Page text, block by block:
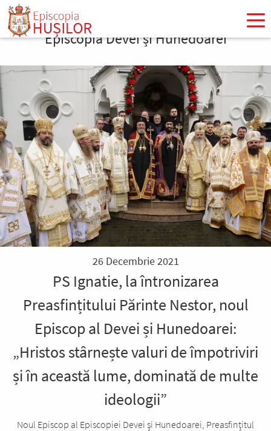
Mergi
conţinutulEpiscopia Devei și Hunedoarei
26 Decembrie 2021
PS Ignatie, la întronizarea
Preasfințitului Părinte Nestor, noul
Episcop al Devei și Hunedoarei:
„Hristos stârnește valuri de împotriviri
și în această lume, dominată de multe
ideologii”
Noul Episcop al Episcopiei Devei şi Hunedoarei, Preasfinţitul